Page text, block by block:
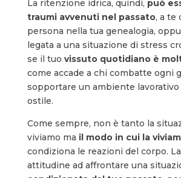
La ritenzione idrica, quindi, può
traumi avvenuti nel passato, a te
persona nella tua genealogia,
legata a una situazione di stress
se il tuo vissuto quotidiano è
come accade a chi combatte ogni
sopportare un ambiente lavorativo
ostile.
Come sempre, non è tanto la
viviamo ma il modo in cui la
condiziona le reazioni del corpo.
attitudine ad affrontare una